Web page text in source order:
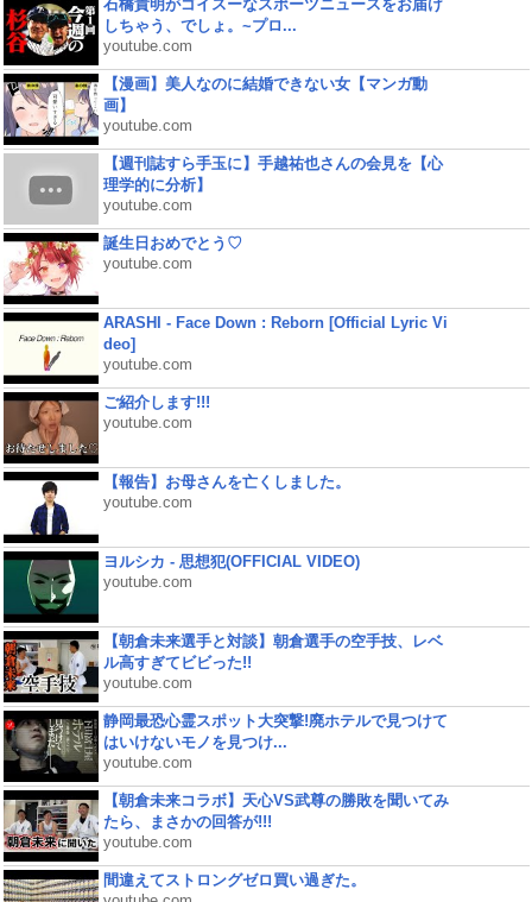
石橋貴明がゴイスーなスポーツニュースをお届け
しちゃう、でしょ。~プロ...
youtube.com
【漫画】美人なのに結婚できない女【マンガ動
画】
youtube.com
【週刊誌すら手玉に】手越祐也さんの会見を【心
理学的に分析】
youtube.com
誕生日おめでとう♡
youtube.com
ARASHI - Face Down : Reborn [Official Lyric Vi
deo]
youtube.com
ご紹介します!!!
youtube.com
【報告】お母さんを亡くしました。
youtube.com
ヨルシカ - 思想犯(OFFICIAL VIDEO)
youtube.com
【朝倉未来選手と対談】朝倉選手の空手技、レベ
ル高すぎてビビった!!
youtube.com
静岡最恐心霊スポット大突撃!廃ホテルで見つけて
はいけないモノを見つけ...
youtube.com
【朝倉未来コラボ】天心VS武尊の勝敗を聞いてみ
たら、まさかの回答が!!!
youtube.com
間違えてストロングゼロ買い過ぎた。